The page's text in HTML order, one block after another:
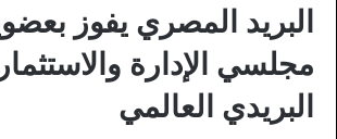
البريد المصري يفوز
مجلسي الإدارة والاستثمار
البريدي العالمي